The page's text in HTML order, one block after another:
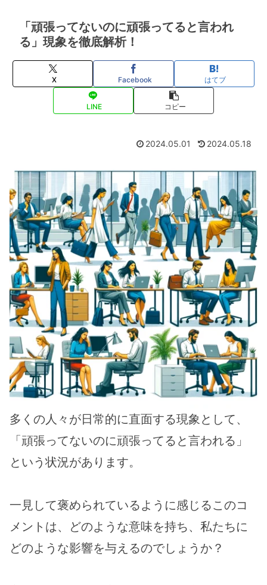
「頑張ってないのに頑張ってると言われ
る」現象を徹底解析！
X Facebook はてブ
LINE コピー
2024.05.01 2024.05.18
多くの人々が日常的に直面する現象として、
「頑張ってないのに頑張ってると言われる」
という状況があります。
一見して褒められているように感じるこのコ
メントは、どのような意味を持ち、私たちに
どのような影響を与えるのでしょうか？